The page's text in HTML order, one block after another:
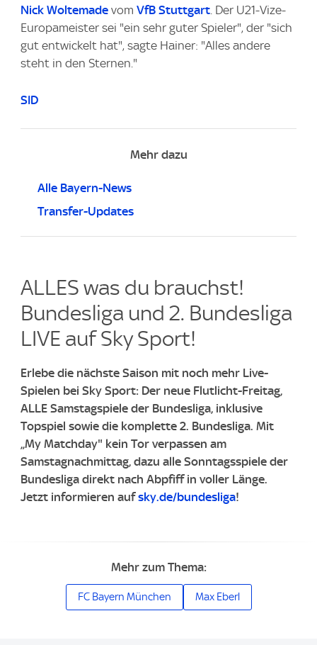
Nick Woltemade vom VfB Stuttgart . Der U21-Vize-
Europameister sei "ein sehr guter Spieler", der "sich
gut entwickelt hat", sagte Hainer: "Alles andere
steht in den Sternen."
SID
Mehr dazu
Alle Bayern-News
Transfer-Updates
ALLES was du brauchst!
Bundesliga und 2. Bundesliga
LIVE auf Sky Sport!
Erlebe die nächste Saison mit noch mehr Live-
Spielen bei Sky Sport: Der neue Flutlicht-Freitag,
ALLE Samstagspiele der Bundesliga, inklusive
Topspiel sowie die komplette 2. Bundesliga. Mit
„My Matchday" kein Tor verpassen am
Samstagnachmittag, dazu alle Sonntagsspiele der
Bundesliga direkt nach Abpfiff in voller Länge.
Jetzt informieren aufsky.de/bundesliga!
Mehr zum Thema:
FC Bayern München Max Eberl